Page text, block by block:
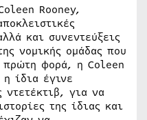
Rooney,
και συνεντεύξεις
νομικής ομάδας που
πρώτη φορά, η Coleen
ίδια έγινε
ντετέκτιβ, για να
της ίδιας και